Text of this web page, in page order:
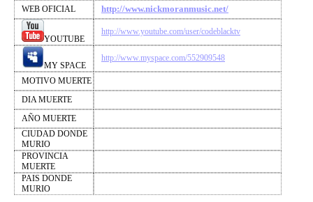
WEB OFICIAL http://www.nickmoranmusic.net/
YOUTUBE
http://www.youtube.com/user/codeblacktv
MY SPACE
http://www.myspace.com/552909548
MOTIVO MUERTE
DIA MUERTE
AÑO MUERTE
CIUDAD DONDE
MURIO
PROVINCIA
MUERTE
PAIS DONDE
MURIO